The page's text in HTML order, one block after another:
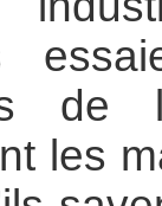
les